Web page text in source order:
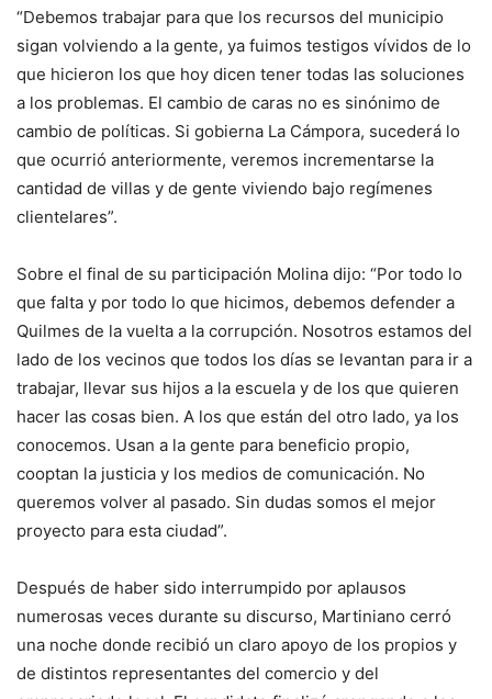
“Debemos trabajar para que los recursos del municipio
sigan volviendo a la gente, ya fuimos testigos vívidos de lo
que hicieron los que hoy dicen tener todas las soluciones
a los problemas. El cambio de caras no es sinónimo de
cambio de políticas. Si gobierna La Cámpora, sucederá lo
que ocurrió anteriormente, veremos incrementarse la
cantidad de villas y de gente viviendo bajo regímenes
clientelares”.
Sobre el final de su participación Molina dijo: “Por todo lo
que falta y por todo lo que hicimos, debemos defender a
Quilmes de la vuelta a la corrupción. Nosotros estamos del
lado de los vecinos que todos los días se levantan para ir a
trabajar, llevar sus hijos a la escuela y de los que quieren
hacer las cosas bien. A los que están del otro lado, ya los
conocemos. Usan a la gente para beneficio propio,
cooptan la justicia y los medios de comunicación. No
queremos volver al pasado. Sin dudas somos el mejor
proyecto para esta ciudad”.
Después de haber sido interrumpido por aplausos
numerosas veces durante su discurso, Martiniano cerró
una noche donde recibió un claro apoyo de los propios y
de distintos representantes del comercio y del